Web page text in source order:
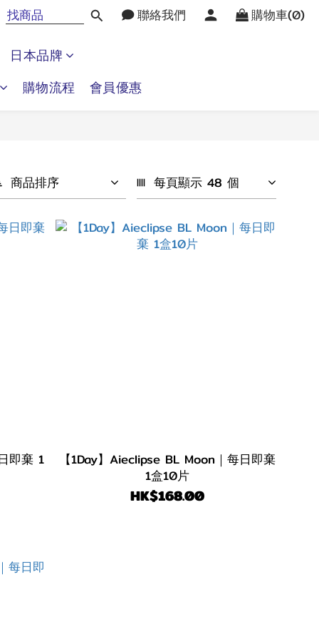
聯絡我們 購物車(0)
日本品牌
購物流程 會員優惠
商品排序 每頁顯示 48 個
即棄 1
【1Day】Aieclipse BL Moon｜每日即棄
1盒10片
HK$168.00